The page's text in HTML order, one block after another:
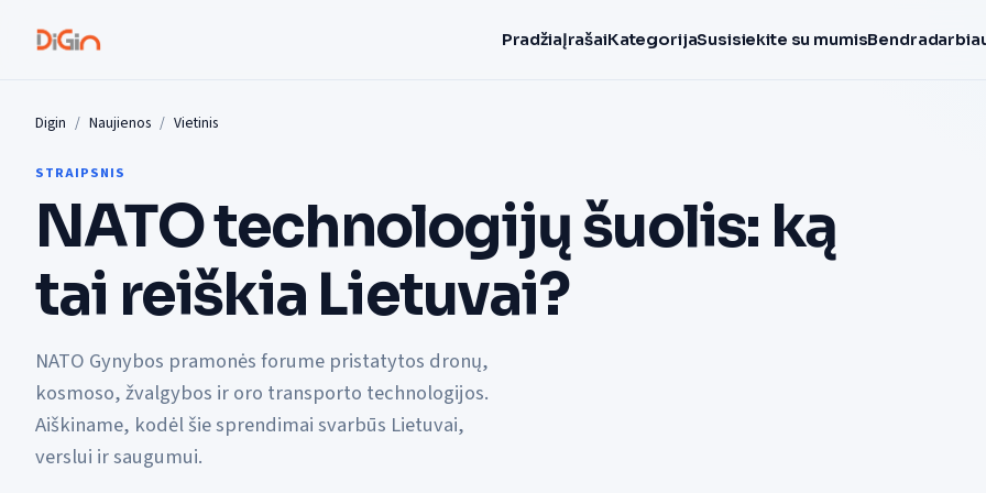
PradžiaĮrašaiKategorijaSusisiekite su mumis
Digin Naujienos Vietinis
STRAIPSNIS
NATO technologijų šuolis: ką
tai reiškia Lietuvai?
NATO Gynybos pramonės forume pristatytos dronų,
kosmoso, žvalgybos ir oro transporto technologijos.
Aiškiname, kodėl šie sprendimai svarbūs Lietuvai,
verslui ir saugumui.